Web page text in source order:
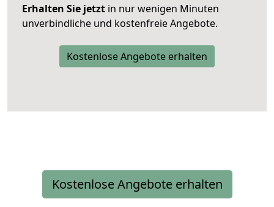
Erhalten Sie jetzt in nur wenigen Minuten
unverbindliche und kostenfreie Angebote.
Kostenlose Angebote erhalten
Kostenlose Angebote erhalten